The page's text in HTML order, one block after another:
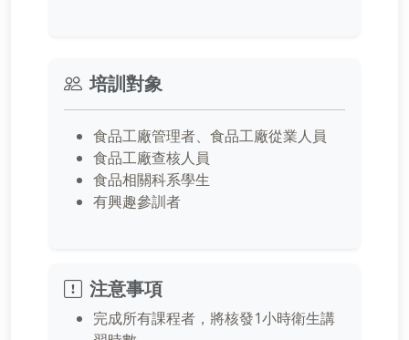
培訓對象
食品工廠管理者、食品工廠從業人員
食品工廠查核人員
食品相關科系學生
有興趣參訓者
注意事項
完成所有課程者，將核發1小時衛生講